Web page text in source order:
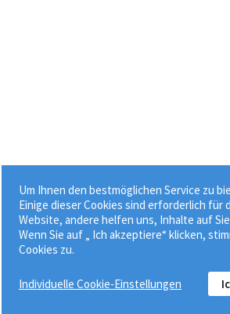
Um Ihnen den bestmöglichen Service zu
Einige dieser Cookies sind erforderlich für
Website, andere helfen uns, Inhalte auf
Wenn Sie auf „ Ich akzeptiere“ klicken,
Cookies zu.
Individuelle Cookie-Einstellungen